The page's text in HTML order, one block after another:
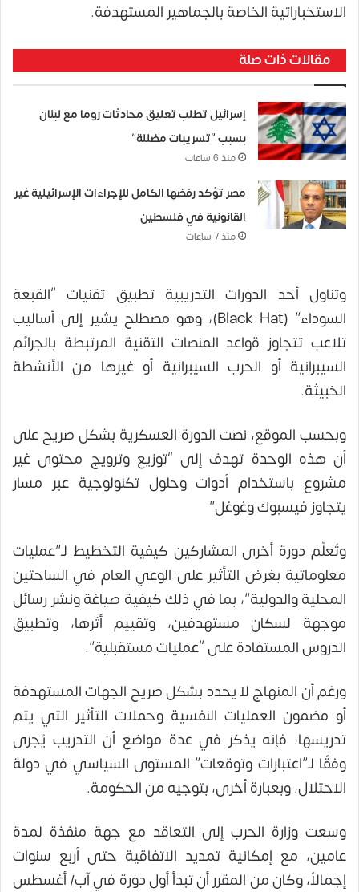
الاستخباراتية الخاصة بالجماهير المستهدفة.
مقالات ذات صلة
إسرائيل تطلب تعليق محادثات روما مع لبنان
بسبب “تسريبات مضللة”
منذ 6 ساعات
مصر تؤكد رفضها الكامل للإجراءات الإسرائيلية غير
القانونية في فلسطين
منذ 7 ساعات
وتناول أحد الدورات التدريبية تطبيق تقنيات “القبعة
السوداء” (Black Hat)، وهو مصطلح يشير إلى أساليب
تلاعب تتجاوز قواعد المنصات التقنية المرتبطة بالجرائم
السيبرانية أو الحرب السيبرانية أو غيرها من الأنشطة
الخبيثة.
وبحسب الموقع، نصت الدورة العسكرية بشكل صريح على
أن هذه الوحدة تهدف إلى “توزيع وترويج محتوى غير
مشروع باستخدام أدوات وحلول تكنولوجية عبر مسار
يتجاوز فيسبوك وغوغل”
وتُعلّم دورة أخرى المشاركين كيفية التخطيط لـ”عمليات
معلوماتية بغرض التأثير على الوعي العام في الساحتين
المحلية والدولية”، بما في ذلك كيفية صياغة ونشر رسائل
موجهة لسكان مستهدفين، وتقييم أثرها، وتطبيق
الدروس المستفادة على “عمليات مستقبلية”.
ورغم أن المنهاج لا يحدد بشكل صريح الجهات المستهدفة
أو مضمون العمليات النفسية وحملات التأثير التي يتم
تدريسها، فإنه يذكر في عدة مواضع أن التدريب يُجرى
وفقًا لـ”اعتبارات وتوقعات” المستوى السياسي في دولة
الاحتلال، وبعبارة أخرى، بتوجيه من الحكومة.
وسعت وزارة الحرب إلى التعاقد مع جهة منفذة لمدة
عامين، مع إمكانية تمديد الاتفاقية حتى أربع سنوات
إجمالاً، وكان من المقرر أن تبدأ أول دورة في آب/ أغسطس